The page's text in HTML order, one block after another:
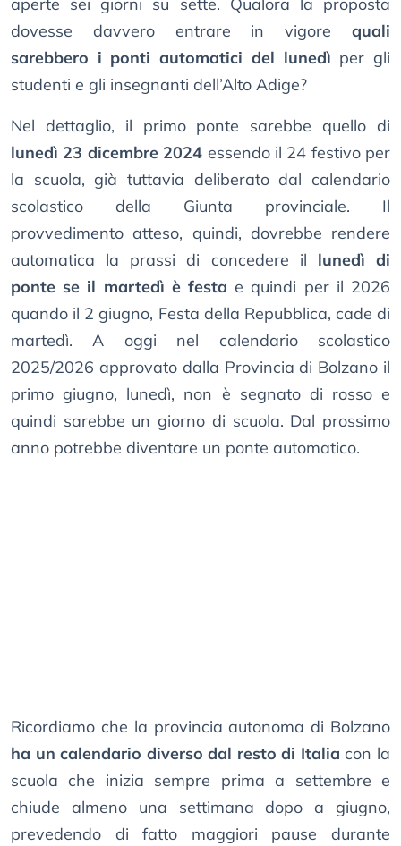
aperte sei giorni su sette. Qualora la proposta
dovesse davvero entrare in vigore quali
sarebbero i ponti automatici del lunedì per gli
studenti e gli insegnanti dell’Alto Adige?
Nel dettaglio, il primo ponte sarebbe quello di
lunedì 23 dicembre 2024 essendo il 24 festivo per
la scuola, già tuttavia deliberato dal calendario
scolastico della Giunta provinciale. Il
provvedimento atteso, quindi, dovrebbe rendere
automatica la prassi di concedere il lunedì di
ponte se il martedì è festa e quindi per il 2026
quando il 2 giugno, Festa della Repubblica, cade di
martedì. A oggi nel calendario scolastico
2025/2026 approvato dalla Provincia di Bolzano il
primo giugno, lunedì, non è segnato di rosso e
quindi sarebbe un giorno di scuola. Dal prossimo
anno potrebbe diventare un ponte automatico.
Ricordiamo che la provincia autonoma di Bolzano
ha un calendario diverso dal resto di Italia con la
scuola che inizia sempre prima a settembre e
chiude almeno una settimana dopo a giugno,
prevedendo di fatto maggiori pause durante